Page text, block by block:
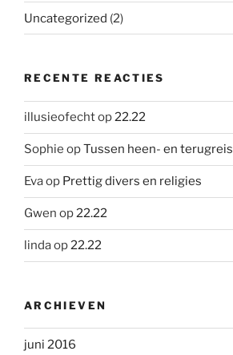
Uncategorized (2)
RECENTE REACTIES
illusieofechtop22.22
Sophie opTussen heen- en terugreis
Evaop Prettig divers en religies
Gwen op22.22
lindaop22.22
ARCHIEVEN
juni 2016